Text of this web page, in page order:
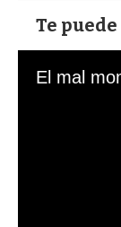
Te